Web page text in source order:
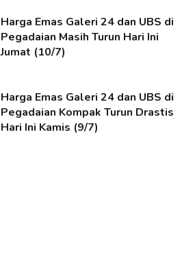
Harga Emas Galeri 24 dan UBS di
Pegadaian Masih Turun Hari Ini
Jumat (10/7)
Harga Emas Galeri 24 dan UBS di
Pegadaian Kompak Turun Drastis
Hari Ini Kamis (9/7)